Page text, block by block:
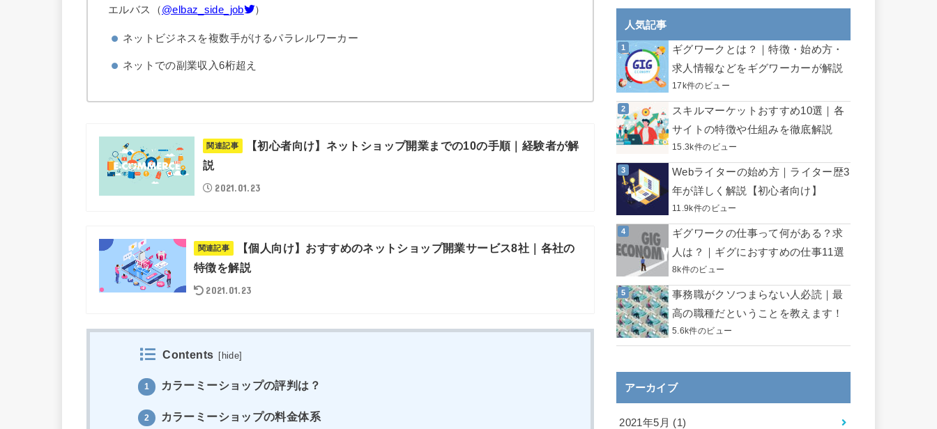
エルバス（@elbaz_side_job ）
ネットビジネスを複数手がけるパラレルワーカー
ネットでの副業収入6桁超え
【初心者向け】ネットショップ開業までの10の手順｜経験者が解
説
2021.01.23
【個人向け】おすすめのネットショップ開業サービス8社｜各社の
特徴を解説
2021.01.23
Contents [ hide]
1 カラーミーショップの評判は？
2 カラーミーショップの料金体系
人気記事
ギグワークとは？｜特徴・始め方・
求人情報などをギグワーカーが解説
17k件のビュー
スキルマーケットおすすめ10選｜各
サイトの特徴や仕組みを徹底解説
15.3k件のビュー
Webライターの始め方｜ライター歴3
年が詳しく解説【初心者向け】
11.9k件のビュー
ギグワークの仕事って何がある？求
人は？｜ギグにおすすめの仕事11選
8k件のビュー
事務職がクソつまらない人必読｜最
高の職種だということを教えます！
5.6k件のビュー
アーカイブ
2021年5月 (1)